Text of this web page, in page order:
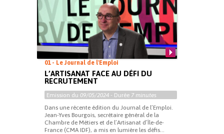
01 - Le Journal de l'Emploi
L’ARTISANAT FACE AU DÉFI DU
RECRUTEMENT
Emission du 09/05/2024 - Durée 7 minutes
Dans une récente édition du Journal de l’Emploi.
Jean-Yves Bourgois, secrétaire général de la
Chambre de Métiers et de l’Artisanat d’Île-de-
France (CMA IDF), a mis en lumière les défis...